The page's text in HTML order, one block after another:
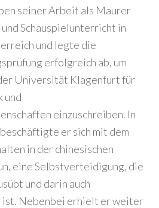
seiner Arbeit als Maurer
Schauspielunterricht in
und legte die
erfolgreich ab, um
Universität Klagenfurt für
und
einzuschreiben. In
er sich mit dem
in der chinesischen
eine Selbstverteidigung, die
und darin auch
Nebenbei erhielt er weiter